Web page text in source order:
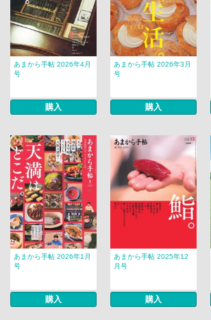
あまから手帖 2026年4月
号
購入
あまから手帖 2026年3月
号
購入
あまから手帖 2026年1月
号
購入
あまから手帖 2025年12
月号
購入